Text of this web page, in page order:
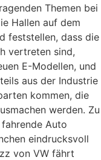
Themen bei
Hallen auf dem
feststellen, dass die
vertreten sind,
E-Modellen, und
aus der Industrie
kommen, die
werden. Zu
Auto
eindrucksvoll
von VW fährt